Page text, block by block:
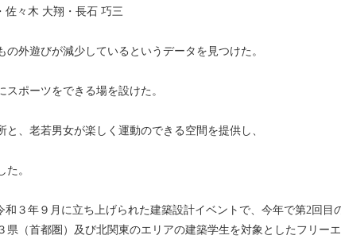
佐々木 大翔・長石 巧三
外遊びが減少しているというデータを見つけた。
ポーツをできる場を設けた。
、老若男女が楽しく運動のできる空間を提供し、
。
３年９月に立ち上げられた建築設計イベントで、今年で第2回目
（首都圏）及び北関東のエリアの建築学生を対象としたフリー